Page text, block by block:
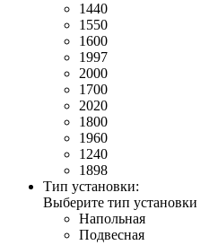
1440
1550
1600
1997
2000
1700
2020
1800
1960
1240
1898
Тип установки:
Выберите тип установки
Напольная
Подвесная